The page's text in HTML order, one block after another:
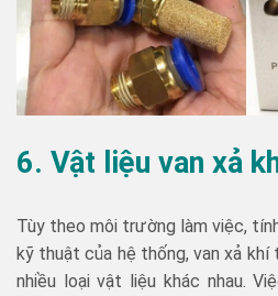
6. Vật liệu van xả
Tùy theo môi trường làm việc,
kỹ thuật của hệ thống, van xả
nhiều loại vật liệu khác nhau.